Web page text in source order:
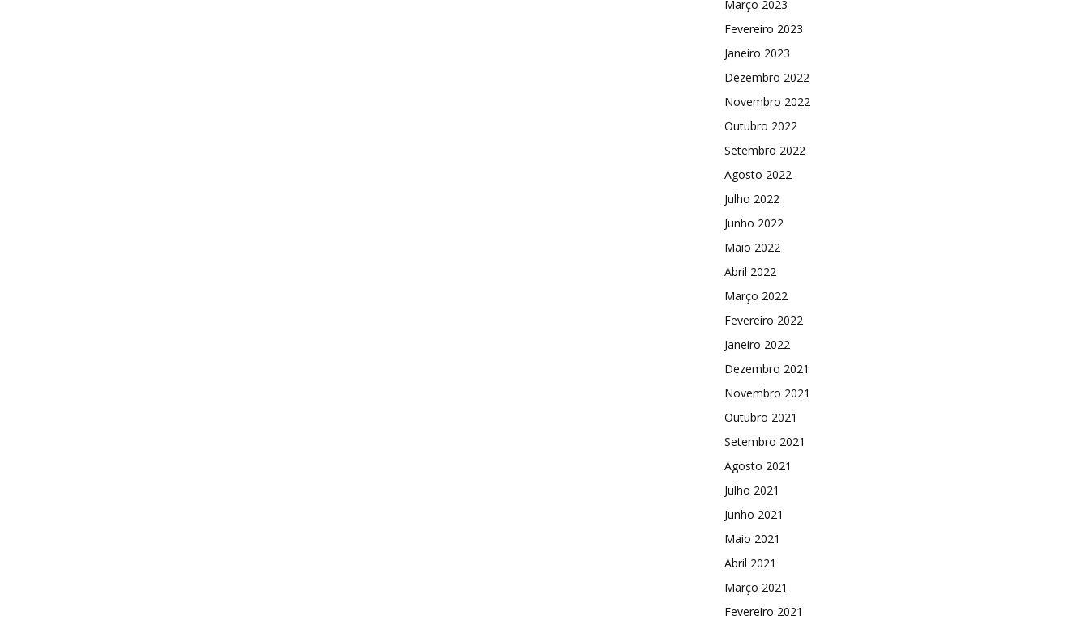
Março 2023
Fevereiro 2023
Janeiro 2023
Dezembro 2022
Novembro 2022
Outubro 2022
Setembro 2022
Agosto 2022
Julho 2022
Junho 2022
Maio 2022
Abril 2022
Março 2022
Fevereiro 2022
Janeiro 2022
Dezembro 2021
Novembro 2021
Outubro 2021
Setembro 2021
Agosto 2021
Julho 2021
Junho 2021
Maio 2021
Abril 2021
Março 2021
Fevereiro 2021